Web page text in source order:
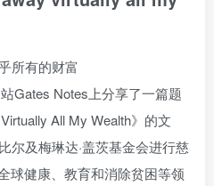
所有的财富
Gates Notes上分享了一篇题
All My Wealth》的文
尔及梅琳达·盖茨基金会进行慈
球健康、教育和消除贫困等领